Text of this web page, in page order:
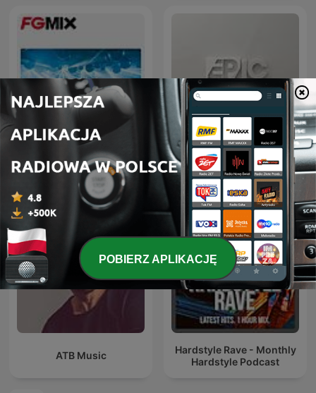
FG MIX ERIC PRYDZ – EPIC RADIO
ATB Music
Hardstyle Rave - Monthly
Hardstyle Podcast
POBIERZ APLIKACJĘ